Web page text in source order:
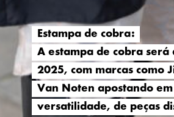
Estampa de cobra:
A estampa de cobra será
2025, com marcas como
Van Noten apostando em
versatilidade, de peças
Estampa de cobra:
A estampa de cobra será
2025, com marcas como
Van Noten apostando em
versatilidade, de peças